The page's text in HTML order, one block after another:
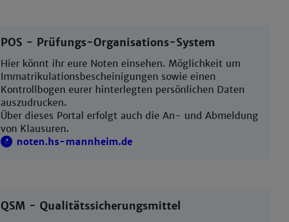
POS - Prüfungs-Organisations-System
Hier könnt ihr eure Noten einsehen. Möglichkeit um
Immatrikulationsbescheinigungen sowie einen
Kontrollbogen eurer hinterlegten persönlichen Daten
auszudrucken.
Über dieses Portal erfolgt auch die An- und Abmeldung
von Klausuren.
noten.hs-mannheim.de
QSM - Qualitätssicherungsmittel